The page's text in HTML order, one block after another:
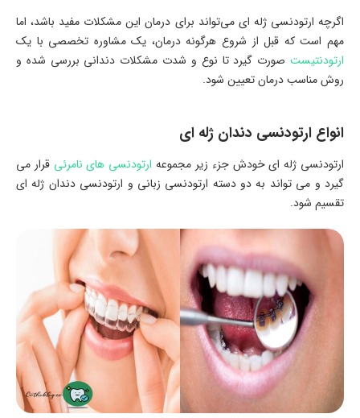
اگرچه ارتودنسی ژله ای می‌تواند برای درمان این مشکلات مفید باشد، اما
مهم است که قبل از شروع هرگونه درمان، یک مشاوره تخصصی با یک
ارتودنتیست صورت گیرد تا نوع و شدت مشکلات دندانی بررسی شده و
روش مناسب درمان تعیین شود.
انواع ارتودنسی دندان ژله ای
ارتودنسی ژله ای خودش جزء زیر مجموعه ارتودنسی های نامرئی قرار می
گیرد و می تواند به دو دسته ارتودنسی زبانی و ارتودنسی دندان ژله ای
تقسیم شود.